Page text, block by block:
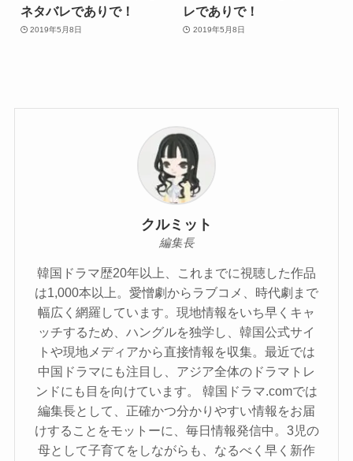
ネタバレでありで！
2019年5月8日
レでありで！
2019年5月8日
クルミット
編集長
韓国ドラマ歴20年以上、これまでに視聴した作品
は1,000本以上。愛憎劇からラブコメ、時代劇まで
幅広く網羅しています。現地情報をいち早くキャ
ッチするため、ハングルを独学し、韓国公式サイ
トや現地メディアから直接情報を収集。最近では
中国ドラマにも注目し、アジア全体のドラマトレ
ンドにも目を向けています。 韓国ドラマ.comでは
編集長として、正確かつ分かりやすい情報をお届
けすることをモットーに、毎日情報発信中。3児の
母として子育てをしながらも、なるべく早く新作